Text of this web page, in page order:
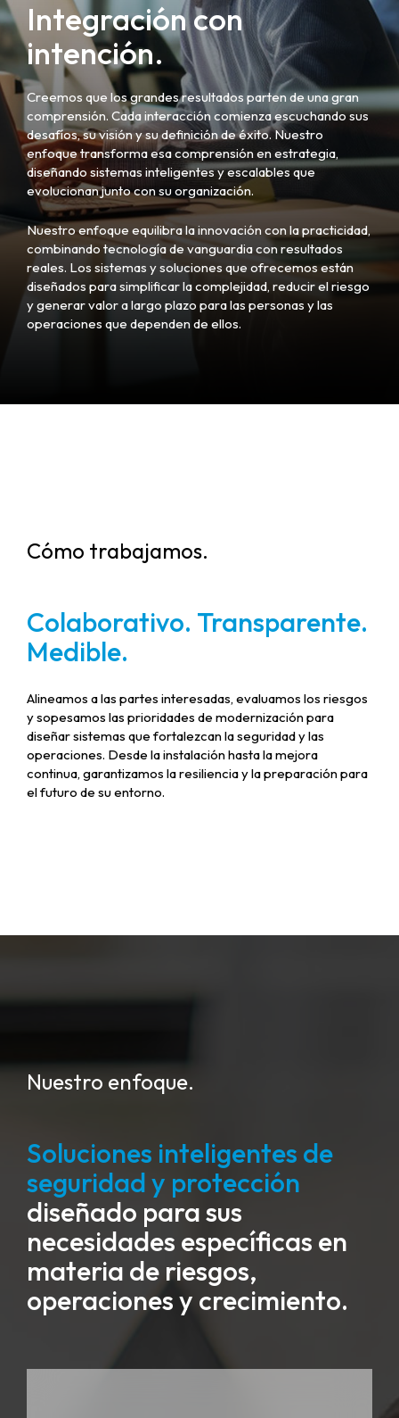
Integración con
intención.
Creemos que los grandes resultados parten de una gran
comprensión. Cada interacción comienza escuchando sus
desafíos, su visión y su definición de éxito. Nuestro
enfoque transforma esa comprensión en estrategia,
diseñando sistemas inteligentes y escalables que
evolucionan junto con su organización.
Nuestro enfoque equilibra la innovación con la practicidad,
combinando tecnología de vanguardia con resultados
reales. Los sistemas y soluciones que ofrecemos están
diseñados para simplificar la complejidad, reducir el riesgo
y generar valor a largo plazo para las personas y las
operaciones que dependen de ellos.
Cómo trabajamos.
Colaborativo. Transparente.
Medible.
Alineamos a las partes interesadas, evaluamos los riesgos
y sopesamos las prioridades de modernización para
diseñar sistemas que fortalezcan la seguridad y las
operaciones. Desde la instalación hasta la mejora
continua, garantizamos la resiliencia y la preparación para
el futuro de su entorno.
Nuestro enfoque.
Soluciones inteligentes de
seguridad y protección
diseñado para sus
necesidades específicas en
materia de riesgos,
operaciones y crecimiento.